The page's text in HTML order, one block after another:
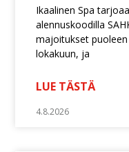
Ikaalinen Spa
alennuskoodilla
majoitukset
lokakuun, ja
LUE TÄSTÄ
4.8.2026